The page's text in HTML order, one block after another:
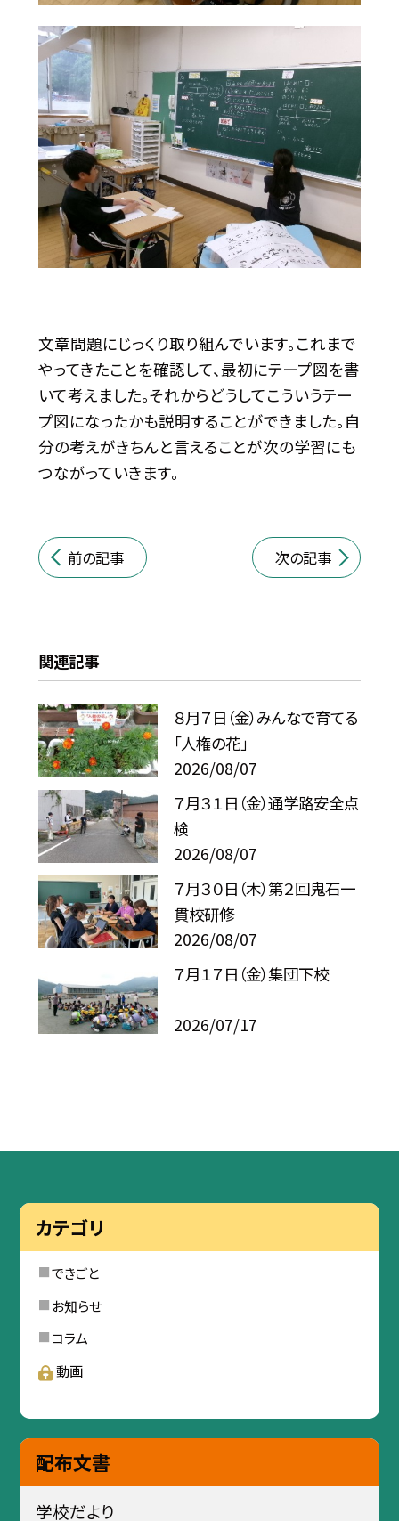
文章問題にじっくり取り組んでいます。これまで
やってきたことを確認して、最初にテープ図を書
いて考えました。それからどうしてこういうテー
プ図になったかも説明することができました。自
分の考えがきちんと言えることが次の学習にも
つながっていきます。
前の記事 次の記事
関連記事
８月７日（金）みんなで育てる
「人権の花」
2026/08/07
７月３１日（金）通学路安全点
検
2026/08/07
７月３０日（木）第２回鬼石一
貫校研修
2026/08/07
７月１７日（金）集団下校
2026/07/17
カテゴリ
できごと
お知らせ
コラム
動画
配布文書
学校だより